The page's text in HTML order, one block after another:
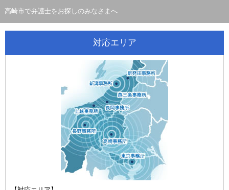
高崎市で弁護士をお探しのみなさまへ
対応エリア